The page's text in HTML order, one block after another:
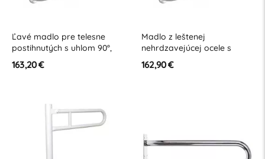
Ľavé madlo pre telesne
postihnutých s uhlom 90°,
lesklý nerez 7/5
163,20 €
Madlo z leštenej
nehrdzavejúcej ocele s
uhlom 90° pre telesne
postihnutých
162,90 €